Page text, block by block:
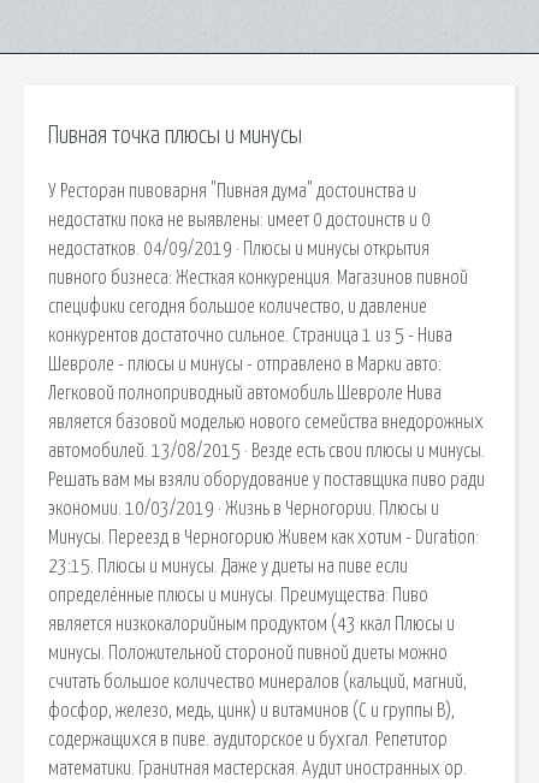
Пивная точка плюсы и минусы
У Ресторан пивоварня "Пивная дума" достоинства и
недостатки пока не выявлены: имеет 0 достоинств и 0
недостатков. 04/09/2019 · Плюсы и минусы открытия
пивного бизнеса: Жесткая конкуренция. Магазинов пивной
специфики сегодня большое количество, и давление
конкурентов достаточно сильное. Страница 1 из 5 - Нива
Шевроле - плюсы и минусы - отправлено в Марки авто:
Легковой полноприводный автомобиль Шевроле Нива
является базовой моделью нового семейства внедорожных
автомобилей. 13/08/2015 · Везде есть свои плюсы и минусы.
Решать вам мы взяли оборудование у поставщика пиво ради
экономии. 10/03/2019 · Жизнь в Черногории. Плюсы и
Минусы. Переезд в Черногорию Живем как хотим - Duration:
23:15. Плюсы и минусы. Даже у диеты на пиве если
определённые плюсы и минусы. Преимущества: Пиво
является низкокалорийным продуктом (43 ккал Плюсы и
минусы. Положительной стороной пивной диеты можно
считать большое количество минералов (кальций, магний,
фосфор, железо, медь, цинк) и витаминов (С и группы В),
содержащихся в пиве. аудиторское и бухгал. Репетитор
математики. Гранитная мастерская. Аудит иностранных ор.